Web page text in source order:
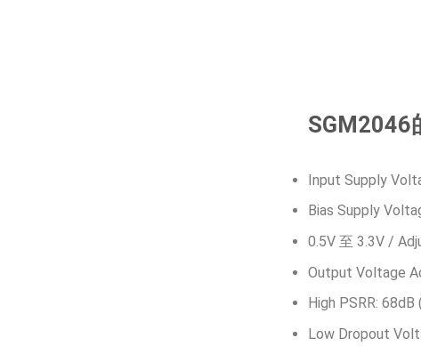
SGM2046
Input Supply
Bias Supply
0.5V 至 3.3V /
Output Voltage
High PSRR:
Low Dropout